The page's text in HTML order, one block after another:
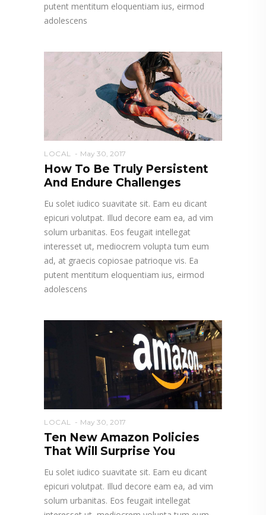
putent mentitum eloquentiam ius, eirmod
adolescens
LOCAL May 30, 2017
How To Be Truly Persistent
And Endure Challenges
Eu solet iudico suavitate sit. Eam eu dicant
epicuri volutpat. Illud decore eam ea, ad vim
solum urbanitas. Eos feugait intellegat
interesset ut, mediocrem volupta tum eum
ad, at graecis copiosae patrioque vis. Ea
putent mentitum eloquentiam ius, eirmod
adolescens
LOCAL May 30, 2017
Ten New Amazon Policies
That Will Surprise You
Eu solet iudico suavitate sit. Eam eu dicant
epicuri volutpat. Illud decore eam ea, ad vim
solum urbanitas. Eos feugait intellegat